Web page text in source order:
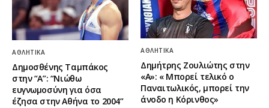
ΑΘΛΗΤΙΚΆ
Δημοσθένης Ταμπάκος
στην “A”: “Νιώθω
ευγνωμοσύνη για όσα
έζησα στην Αθήνα το 2004”
ΑΘΛΗΤΙΚΆ
Δημήτρης Ζουλιώτης στην
«Α»: « Μπορεί τελικό ο
Παναιτωλικός, μπορεί την
άνοδο η Κόρινθος»